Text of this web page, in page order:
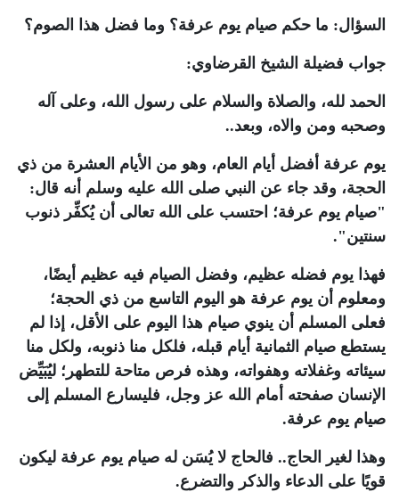
السؤال: ما حكم صيام يوم عرفة؟ وما فضل هذا الصوم؟
جواب فضيلة الشيخ القرضاوي:
الحمد لله، والصلاة والسلام على رسول الله، وعلى آله
وصحبه ومن والاه، وبعد..
يوم عرفة أفضل أيام العام، وهو من الأيام العشرة من ذي
الحجة، وقد جاء عن النبي صلى الله عليه وسلم أنه قال:
"صيام يوم عرفة؛ احتسب على الله تعالى أن يُكفِّر ذنوب
سنتين".
فهذا يوم فضله عظيم، وفضل الصيام فيه عظيم أيضًا،
ومعلوم أن يوم عرفة هو اليوم التاسع من ذي الحجة؛
فعلى المسلم أن ينوي صيام هذا اليوم على الأقل، إذا لم
يستطع صيام الثمانية أيام قبله، فلكل منا ذنوبه، ولكل منا
سيئاته وغفلاته وهفواته، وهذه فرص متاحة للتطهر؛ ليُبَيِّض
الإنسان صفحته أمام الله عز وجل، فليسارع المسلم إلى
صيام يوم عرفة.
وهذا لغير الحاج.. فالحاج لا يُسَن له صيام يوم عرفة ليكون
قويًا على الدعاء والذكر والتضرع.